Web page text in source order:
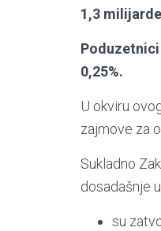
1,3
0,25%.
U okviru
zajmove za
Sukladno
dosadašnje
su